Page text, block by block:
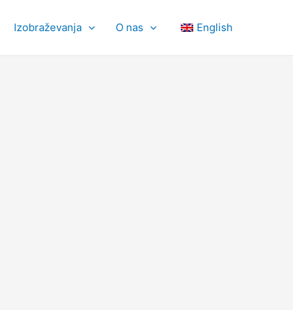
Izobraževanja O nas English